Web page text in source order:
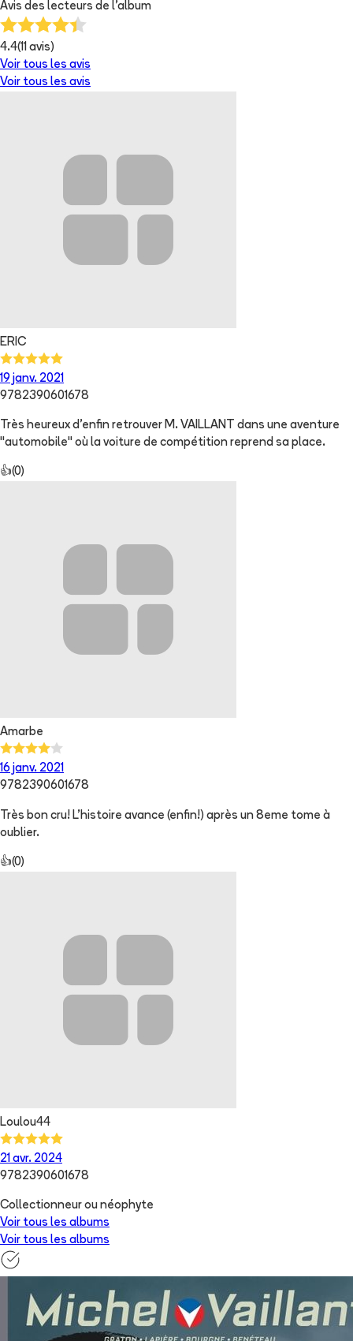
Avis des lecteurs de l'album
4.4(11 avis)
Voir tous les avis
Voir tous les avis
ERIC
19 janv. 2021
9782390601678
Très heureux d'enfin retrouver M. VAILLANT dans une aventure
"automobile" où la voiture de compétition reprend sa place.
👍(0)
Amarbe
16 janv. 2021
9782390601678
Très bon cru! L’histoire avance (enfin!) après un 8eme tome à
oublier.
👍(0)
Loulou44
21 avr. 2024
9782390601678
Collectionneur ou néophyte
Voir tous les albums
Voir tous les albums